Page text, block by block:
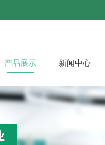
产品展示 新闻中心